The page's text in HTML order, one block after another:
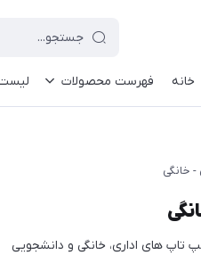
خانه فهرست محصولات
- خانگی
های اداری، خانگی و دانشجویی